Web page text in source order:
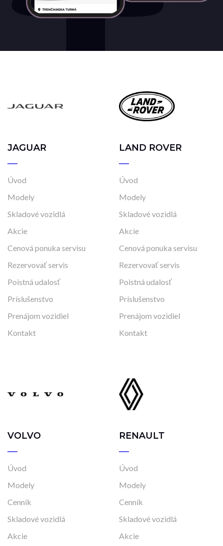
JAGUAR
Úvod
Modely
Skladové vozidlá
Akcie
Cenová ponuka servisu
Rezervovať servis
Poistná udalosť
Príslušenstvo
Prenájom vozidiel
Kontakt
LAND ROVER
Úvod
Modely
Skladové vozidlá
Akcie
Cenová ponuka servisu
Rezervovať servis
Poistná udalosť
Príslušenstvo
Prenájom vozidiel
Kontakt
VOLVO
Úvod
Modely
Cenník
Skladové vozidlá
Akcie
RENAULT
Úvod
Modely
Cenník
Skladové vozidlá
Akcie